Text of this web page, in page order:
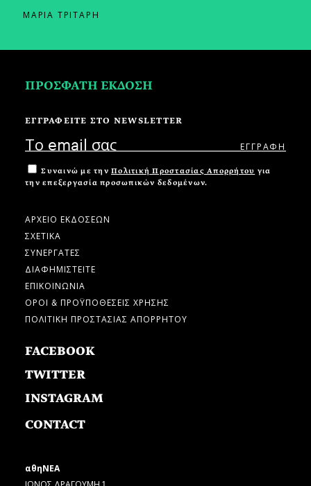
ΜΑΡΙΑ ΤΡΙΤΑΡΗ
ΠΡΟΣΦΑΤΗ ΕΚΔΟΣΗ
ΕΓΓΡΑΦΕΙΤΕ ΣΤΟ NEWSLETTER
Συναινώ με την Πολιτική Προστασίας Απορρήτου για
την επεξεργασία προσωπικών δεδομένων.
ΑΡΧΕΙΟ ΕΚΔΟΣΕΩΝ
ΣΧΕΤΙΚΑ
ΣΥΝΕΡΓΑΤΕΣ
ΔΙΑΦΗΜΙΣΤΕΙΤΕ
ΕΠΙΚΟΙΝΩΝΙΑ
ΟΡΟΙ & ΠΡΟΫΠΟΘΕΣΕΙΣ ΧΡΗΣΗΣ
ΠΟΛΙΤΙΚΗ ΠΡΟΣΤΑΣΙΑΣ ΑΠΟΡΡΗΤΟΥ
FACEBOOK
TWITTER
INSTAGRAM
CONTACT
αθηΝΕΑ
ΙΩΝΟΣ ΔΡΑΓΟΥΜΗ 1